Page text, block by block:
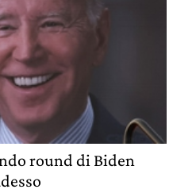
round di Biden